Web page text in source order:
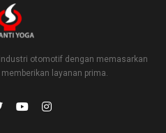
otomotif dengan memasarkan
layanan prima.